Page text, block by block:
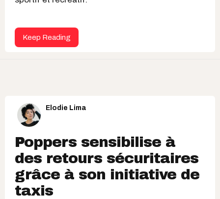
Keep Reading
Elodie Lima
Poppers sensibilise à
des retours sécuritaires
grâce à son initiative de
taxis